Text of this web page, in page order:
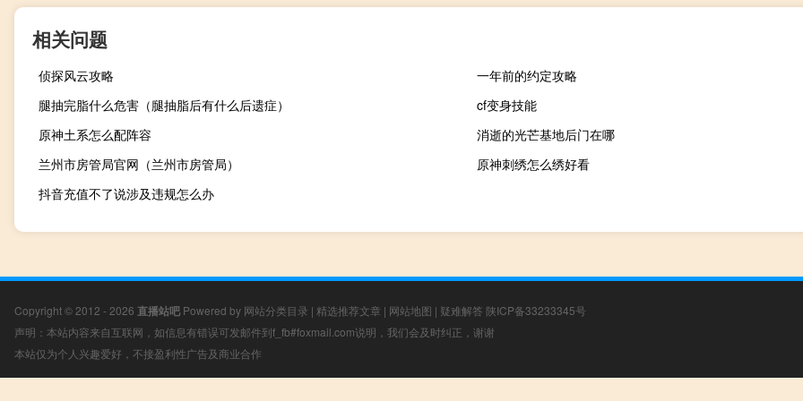
相关问题
侦探风云攻略
一年前的约定攻略
腿抽完脂什么危害（腿抽脂后有什么后遗症）
cf变身技能
原神土系怎么配阵容
消逝的光芒基地后门在哪
兰州市房管局官网（兰州市房管局）
原神刺绣怎么绣好看
抖音充值不了说涉及违规怎么办
Copyright © 2012 - 2026 直播站吧 Powered by 网站分类目录 | 精选推荐文章 | 网站地图 | 疑难解答 陕ICP备33233345号
声明：本站内容来自互联网，如信息有错误可发邮件到f_fb#foxmail.com说明，我们会及时纠正，谢谢
本站仅为个人兴趣爱好，不接盈利性广告及商业合作